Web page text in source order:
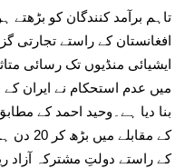
تاہم برآمد کنندگان کو بڑھتے
افغانستان کے راستے
ایشیائی منڈیوں تک رسائی
میں عدم استحکام نے ایران
کے
کے راستے دولتِ مشترکہ آزاد